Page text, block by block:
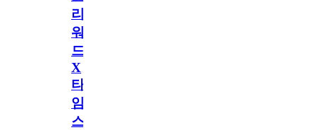
리
워
드
X
타
임
스